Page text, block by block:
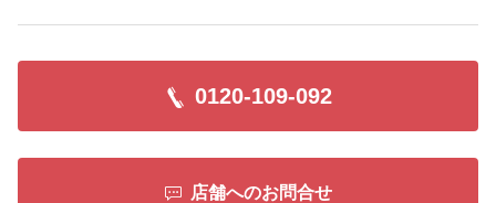
0120-109-092
店舗へのお問合せ